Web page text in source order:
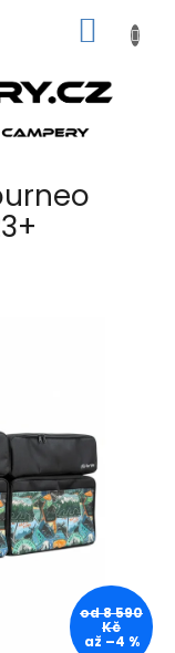
KOŠÍK
od 8 590
Kč
až –4 %